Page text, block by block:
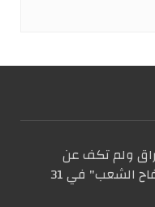
ولم تكف عن
الصدور. عددها الأول صدر باسم "كفاح الشعب" في 31